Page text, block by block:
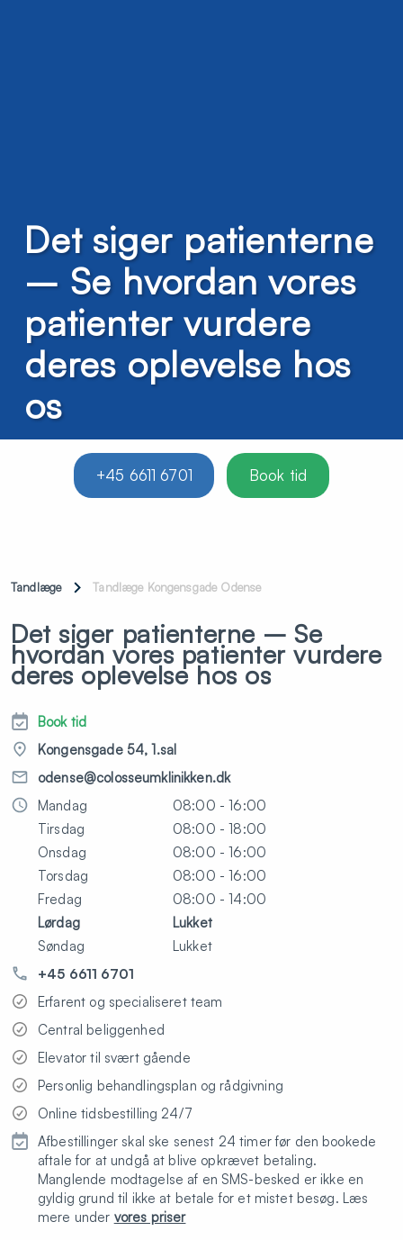
Det siger patienterne
– Se hvordan vores
patienter vurdere
deres oplevelse hos
os
+45 6611 6701 Book tid
Tandlæge Tandlæge Kongensgade Odense
Det siger patienterne – Se
hvordan vores patienter vurdere
deres oplevelse hos os
Book tid
Kongensgade 54, 1.sal
odense@colosseumklinikken.dk
Mandag
08:00 - 16:00
Tirsdag
08:00 - 18:00
Onsdag
08:00 - 16:00
Torsdag
08:00 - 16:00
Fredag
08:00 - 14:00
Lørdag
Lukket
Søndag
Lukket
+45 6611 6701
Erfarent og specialiseret team
Central beliggenhed
Elevator til svært gående
Personlig behandlingsplan og rådgivning
Online tidsbestilling 24/7
Afbestillinger skal ske senest 24 timer før den bookede
aftale for at undgå at blive opkrævet betaling.
Manglende modtagelse af en SMS-besked er ikke en
gyldig grund til ikke at betale for et mistet besøg. Læs
mere under vores priser